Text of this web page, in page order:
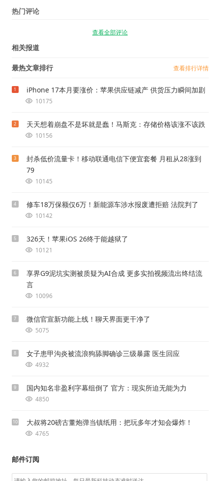
热门评论
查看全部评论
相关报道
最热文章排行 查看排行详情
1 iPhone 17本月要涨价：苹果供应链减产 供货压力瞬间加剧
10175
2 天天想着崩盘不是坏就是蠢！马斯克：存储价格该涨不该跌
10156
3
封杀低价流量卡！移动联通电信下便宜套餐 月租从28涨到
79
10145
4 修车18万保额仅6万！新能源车涉水报废遭拒赔 法院判了
10142
5 326天！苹果iOS 26终于能越狱了
10121
6
享界G9泥坑实测被质疑为AI合成 更多实拍视频流出终结流
言
10096
7 微信官宣新功能上线！聊天界面更干净了
5075
8 女子患甲沟炎被流浪狗舔脚确诊三级暴露 医生回应
4932
9 国内知名非盈利字幕组倒了 官方：现实所迫无能为力
4850
10 大叔将20磅古董炮弹当镇纸用：把玩多年才知会爆炸！
4765
邮件订阅